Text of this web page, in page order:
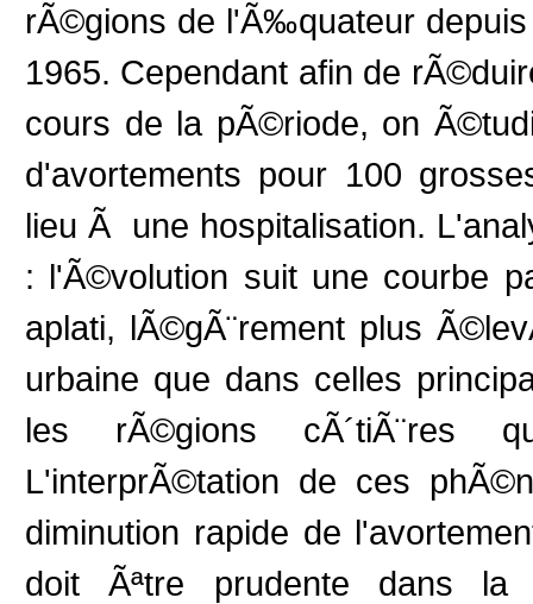
rÃ©gions de l'Ã‰quateur
1965. Cependant afin de
cours de la pÃ©riode, on
d'avortements pour 100
lieu Ã une hospitalisation.
: l'Ã©volution suit une courbe
aplati, lÃ©gÃ¨rement plus
urbaine que dans celles
les rÃ©gions cÃ´tiÃ¨res
L'interprÃ©tation de ces
diminution rapide de
doit Ãªtre prudente dans